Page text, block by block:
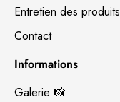
Entretien des produits
Contact
Informations
Galerie 📸